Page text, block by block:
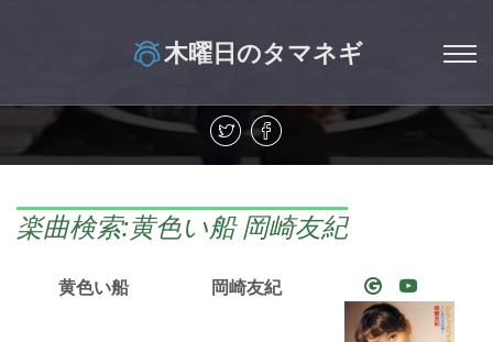
木曜日のタマネギ
楽曲検索:黄色い船 岡崎友紀
黄色い船 岡崎友紀